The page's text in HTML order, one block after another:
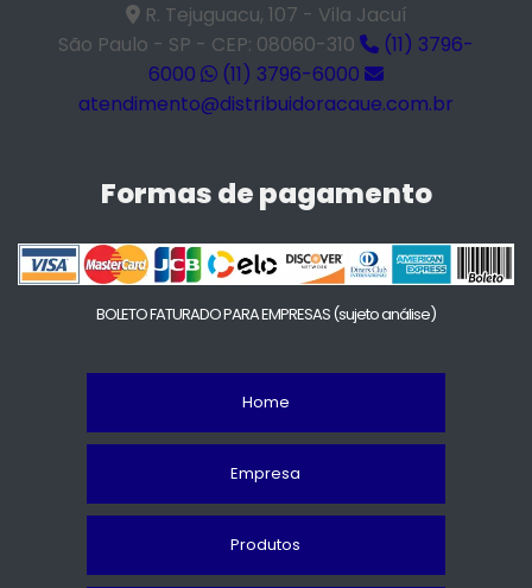
R. Tejuguacu, 107 - Vila Jacuí
São Paulo - SP - CEP: 08060-310
(11) 3796-
6000
(11) 3796-6000
atendimento@distribuidoracaue.com.br
Formas de pagamento
BOLETO FATURADO PARA EMPRESAS(sujeto análise)
Home
Empresa
Produtos